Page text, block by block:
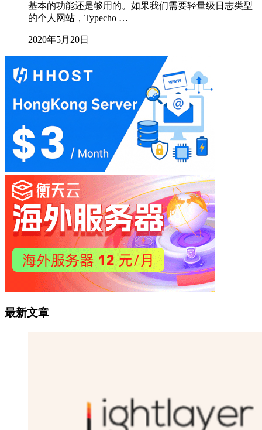
基本的功能还是够用的。如果我们需要轻量级日志类型
的个人网站，Typecho …
2020年5月20日
最新文章